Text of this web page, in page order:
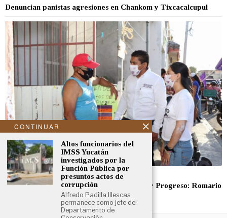
Denuncian panistas agresiones en Chankom y Tixcacalcupul
mayo 12, 2021
Recibiremos a los que quieran trabajar por Progreso: Romario
CONTINUAR
Altos funcionarios del
IMSS Yucatán
investigados por la
Función Pública por
presuntos actos de
corrupción
Alfredo Padilla Illescas
permanece como jefe del
Departamento de